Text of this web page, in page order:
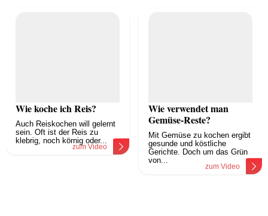
Wie koche ich Reis?
Auch Reiskochen will gelernt
sein. Oft ist der Reis zu
klebrig, noch körnig oder...
zum Video
Wie verwendet man
Gemüse-Reste?
Mit Gemüse zu kochen ergibt
gesunde und köstliche
Gerichte. Doch um das Grün
von...
zum Video